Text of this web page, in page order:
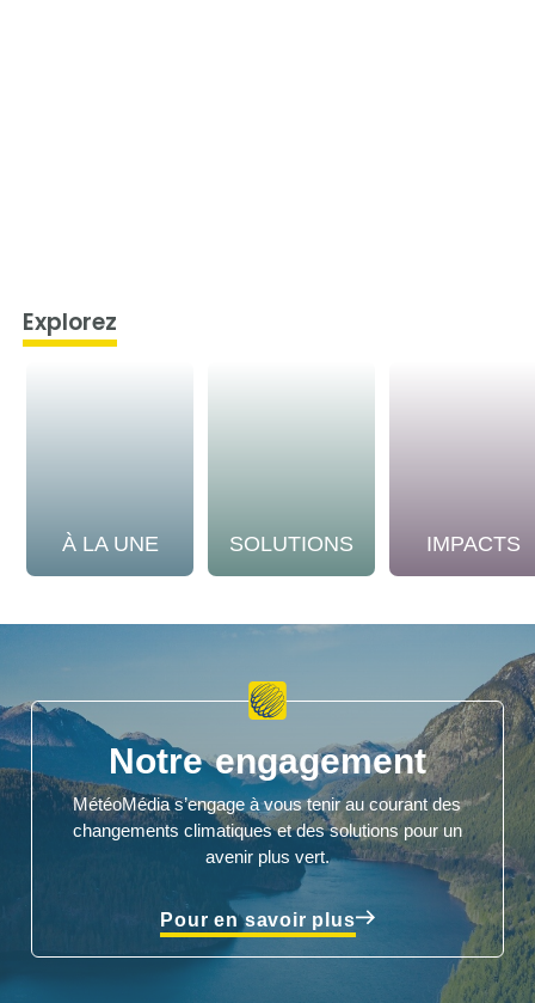
Explorez
À LA UNE SOLUTIONS IMPACTS
Notre engagement
MétéoMédia s’engage à vous tenir au courant des
changements climatiques et des solutions pour un
avenir plus vert.
Pour en savoir plus